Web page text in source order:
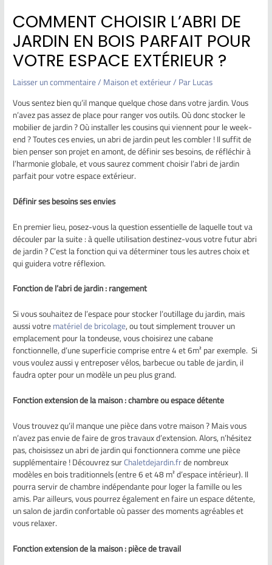
COMMENT CHOISIR L’ABRI DE
JARDIN EN BOIS PARFAIT POUR
VOTRE ESPACE EXTÉRIEUR ?
Laisser un commentaire/Maison et extérieur/ ParLucas
Vous sentez bien qu’il manque quelque chose dans votre jardin. Vous
n’avez pas assez de place pour ranger vos outils. Où donc stocker le
mobilier de jardin ? Où installer les cousins qui viennent pour le week-
end ? Toutes ces envies, un abri de jardin peut les combler ! Il suffit de
bien penser son projet en amont, de définir ses besoins, de réfléchir à
l’harmonie globale, et vous saurez comment choisir l’abri de jardin
parfait pour votre espace extérieur.
Définir ses besoins ses envies
En premier lieu, posez-vous la question essentielle de laquelle tout va
découler par la suite : à quelle utilisation destinez-vous votre futur abri
de jardin ? C’est la fonction qui va déterminer tous les autres choix et
qui guidera votre réflexion.
Fonction de l’abri de jardin : rangement
Si vous souhaitez de l’espace pour stocker l’outillage du jardin, mais
aussi votrematériel de bricolage, ou tout simplement trouver un
emplacement pour la tondeuse, vous choisirez une cabane
fonctionnelle, d’une superficie comprise entre 4 et 6m² par exemple. Si
vous voulez aussi y entreposer vélos, barbecue ou table de jardin, il
faudra opter pour un modèle un peu plus grand.
Fonction extension de la maison : chambre ou espace détente
Vous trouvez qu’il manque une pièce dans votre maison ? Mais vous
n’avez pas envie de faire de gros travaux d’extension. Alors, n’hésitez
pas, choisissez un abri de jardin qui fonctionnera comme une pièce
supplémentaire ! Découvrez surChaletdejardin.frde nombreux
modèles en bois traditionnels (entre 6 et 48 m² d’espace intérieur). Il
pourra servir de chambre indépendante pour loger la famille ou les
amis. Par ailleurs, vous pourrez également en faire un espace détente,
un salon de jardin confortable où passer des moments agréables et
vous relaxer.
Fonction extension de la maison : pièce de travail